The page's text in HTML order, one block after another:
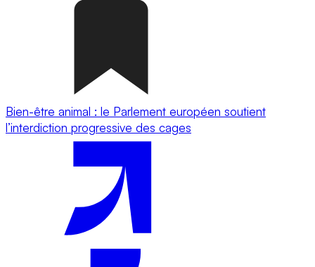
Bien-être animal : le Parlement européen soutient
l’interdiction progressive des cages